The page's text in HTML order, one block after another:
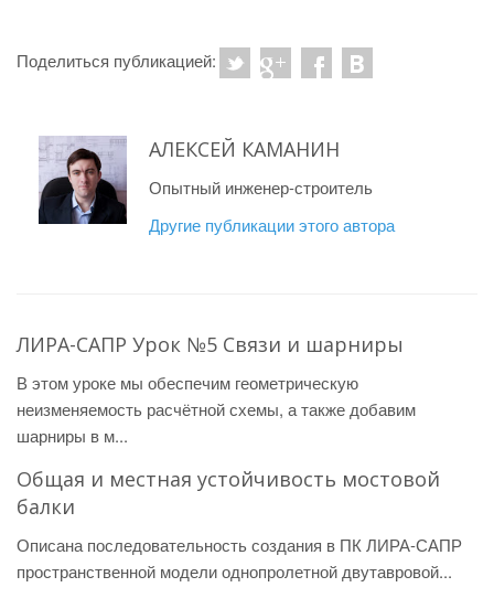
Поделиться публикацией:
АЛЕКСЕЙ КАМАНИН
Опытный инженер-строитель
Другие публикации этого автора
ЛИРА-САПР Урок №5 Связи и шарниры
В этом уроке мы обеспечим геометрическую
неизменяемость расчётной схемы, а также добавим
шарниры в м...
Общая и местная устойчивость мостовой
балки
Описана последовательность создания в ПК ЛИРА-САПР
пространственной модели однопролетной двутавровой...